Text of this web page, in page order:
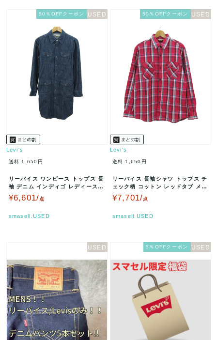
50％OFFクーポン
Levi's
送料:1,650円
リーバイス ワンピース トップス 長
袖 デニム インディゴ レディース
Mサイズ ネイビー Levi…
¥6,601/点
smasell.USED
50％OFFクーポン
Levi's
送料:1,650円
リーバイス 長袖シャツ トップス チ
ェック柄 コットン レッドタブ メン
ズ Lサイズ 赤×白 Lev…
¥7,701/点
smasell.USED
5％OFFクーポン